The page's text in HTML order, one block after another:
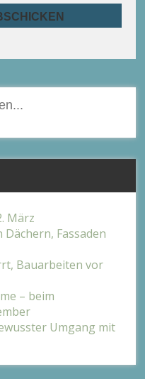
März
Fassaden
Bauarbeiten vor
– beim
Umgang mit